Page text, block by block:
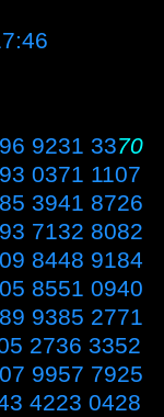
9231 3370
0371 1107
3941 8726
7132 8082
8448 9184
8551 0940
9385 2771
2736 3352
9957 7925
4223 0428